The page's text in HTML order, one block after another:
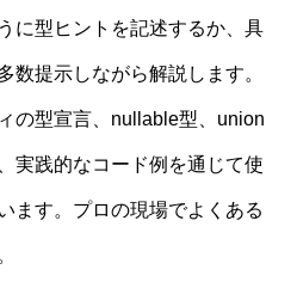
に型ヒントを記述するか、具
数提示しながら解説します。
の型宣言、nullable型、union
実践的なコード例を通じて使
ます。プロの現場でよくある